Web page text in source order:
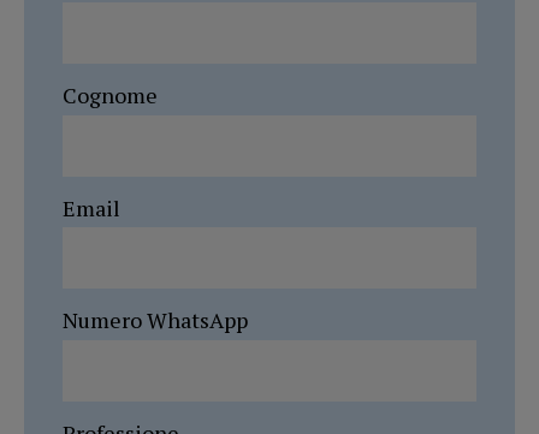
Cognome
Email
Numero WhatsApp